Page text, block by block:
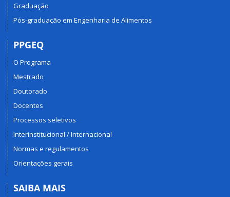
Graduação
Pós-graduação em Engenharia de Alimentos
PPGEQ
O Programa
Mestrado
Doutorado
Docentes
Processos seletivos
Interinstitucional / Internacional
Normas e regulamentos
Orientações gerais
SAIBA MAIS